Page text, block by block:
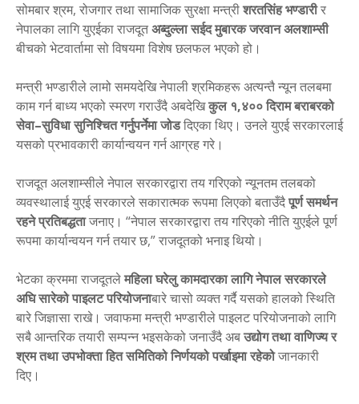
सोमबार श्रम, रोजगार तथा सामाजिक सुरक्षा मन्त्रीशरतसिंह भण्डारीर
नेपालका लागि युएईका राजदूतअब्दुल्ला सईद मुबारक जरवान अलशाम्सी
बीचको भेटवार्तामा सो विषयमा विशेष छलफल भएको हो।
मन्त्री भण्डारीले लामो समयदेखि नेपाली श्रमिकहरू अत्यन्तै न्यून तलबमा
काम गर्न बाध्य भएको स्मरण गराउँदै अबदेखिकुल १,४०० दिराम बराबरको
सेवा–सुविधा सुनिश्चित गर्नुपर्नेमा जोडदिएका थिए। उनले युएई सरकारलाई
यसको प्रभावकारी कार्यान्वयन गर्न आग्रह गरे।
राजदूत अलशाम्सीले नेपाल सरकारद्वारा तय गरिएको न्यूनतम तलबको
व्यवस्थालाई युएई सरकारले सकारात्मक रूपमा लिएको बताउँदैपूर्ण समर्थन
रहने प्रतिबद्धताजनाए। “नेपाल सरकारद्वारा तय गरिएको नीति युएईले पूर्ण
रूपमा कार्यान्वयन गर्न तयार छ,” राजदूतको भनाइ थियो।
भेटका क्रममा राजदूतलेमहिला घरेलु कामदारका लागि नेपाल सरकारले
अघि सारेको पाइलट परियोजनाबारे चासो व्यक्त गर्दै यसको हालको स्थिति
बारे जिज्ञासा राखे। जवाफमा मन्त्री भण्डारीले पाइलट परियोजनाको लागि
सबै आन्तरिक तयारी सम्पन्न भइसकेको जनाउँदै अबउद्योग तथा वाणिज्य र
श्रम तथा उपभोक्ता हित समितिको निर्णयको पर्खाइमा रहेकोजानकारी
दिए।